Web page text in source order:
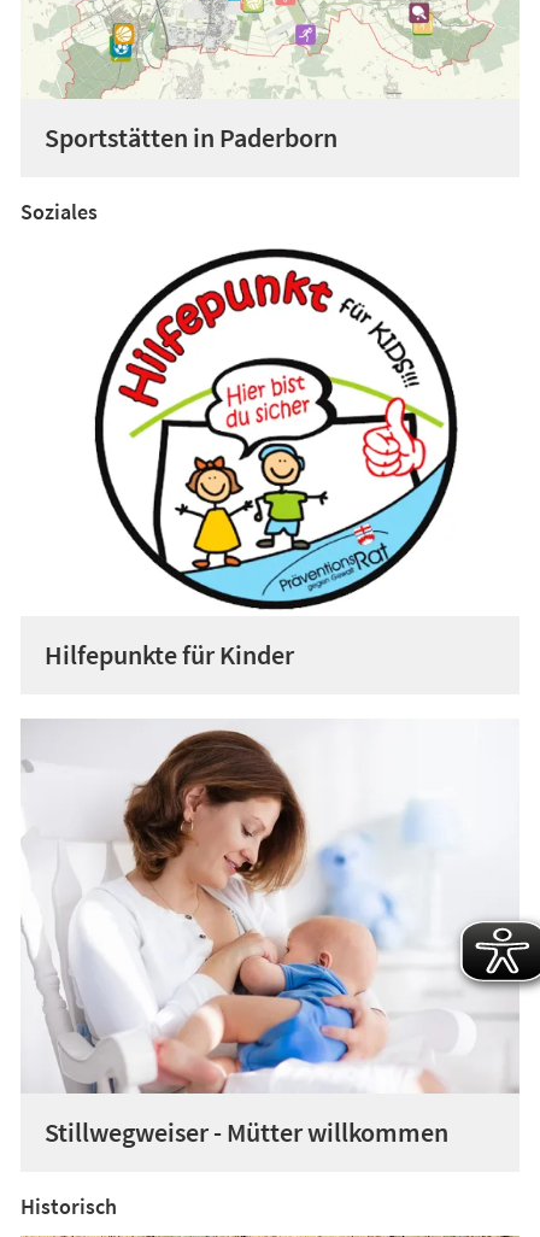
Sportstätten in Paderborn
Soziales
Hilfepunkte für Kinder
Stillwegweiser - Mütter willkommen
Historisch